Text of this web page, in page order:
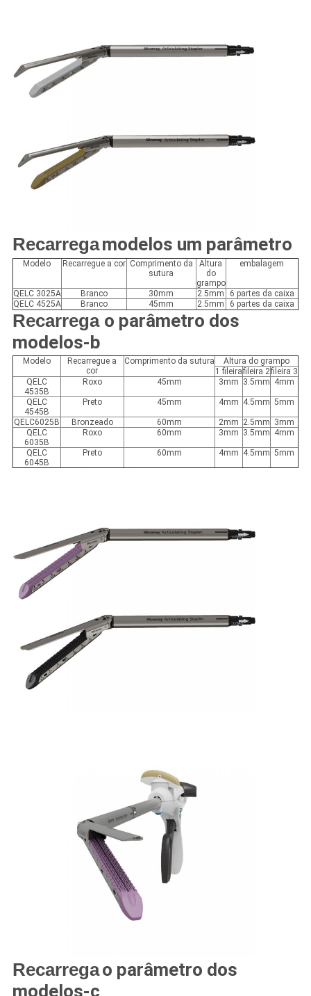
Recarregamodelos um parâmetro
Modelo Recarregue a cor Comprimento da
sutura
Altura
do
grampo
embalagem
QELC 3025A Branco 30mm 2.5mm
6 partes da caixa
QELC 4525A
Branco 45mm 2.5mm 6 partes da caixa
Recarrega o parâmetro dos
modelos-b
Modelo
Recarregue a
cor
Comprimento da sutura
Altura do grampo
1 fileirafileira 2fileira 3
QELC
4535B
Roxo 45mm 3mm 3.5mm 4mm
QELC
4545B
Preto 45mm 4mm 4.5mm 5mm
QELC6025B Bronzeado 60mm 2mm 2.5mm 3mm
QELC
6035B
Roxo 60mm 3mm 3.5mm 4mm
QELC
6045B
Preto 60mm 4mm 4.5mm 5mm
Recarregao parâmetro dos
modelos-c